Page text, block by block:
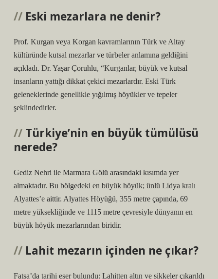
Eski mezarlara ne denir?
Prof. Kurgan veya Korgan kavramlarının Türk ve Altay
kültüründe kutsal mezarlar ve türbeler anlamına geldiğini
açıkladı. Dr. Yaşar Çoruhlu, “Kurganlar, büyük ve kutsal
insanların yattığı dikkat çekici mezarlardır. Eski Türk
geleneklerinde genellikle yığılmış höyükler ve tepeler
şeklindedirler.
Türkiye’nin en büyük tümülüsü
nerede?
Gediz Nehri ile Marmara Gölü arasındaki kısımda yer
almaktadır. Bu bölgedeki en büyük höyük; ünlü Lidya kralı
Alyattes’e aittir. Alyattes Höyüğü, 355 metre çapında, 69
metre yüksekliğinde ve 1115 metre çevresiyle dünyanın en
büyük höyük mezarlarından biridir.
Lahit mezarın içinden ne çıkar?
Fatsa’da tarihi eser bulundu: Lahitten altın ve sikkeler çıkarıldı